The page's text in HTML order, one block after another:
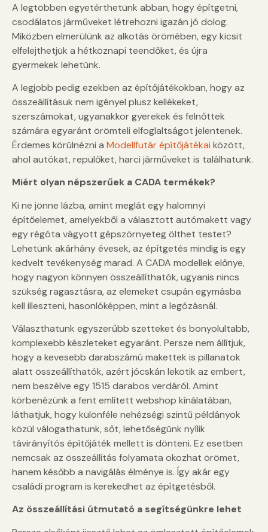
A legtöbben egyetérthetünk abban, hogy építgetni,
csodálatos járműveket létrehozni igazán jó dolog.
Miközben elmerülünk az alkotás örömében, egy kicsit
elfelejthetjük a hétköznapi teendőket, és újra
gyermekek lehetünk.
A legjobb pedig ezekben az építőjátékokban, hogy az
összeállításuk nem igényel plusz kellékeket,
szerszámokat, ugyanakkor gyerekek és felnőttek
számára egyaránt örömteli elfoglaltságot jelentenek.
Érdemes körülnézni a Modellfutár építőjátékai között,
ahol autókat, repülőket, harci járműveket is találhatunk.
Miért olyan népszerűek a CADA termékek?
Ki ne jönne lázba, amint meglát egy halomnyi
építőelemet, amelyekből a választott autómakett vagy
egy régóta vágyott gépszörnyeteg ölthet testet?
Lehetünk akárhány évesek, az építgetés mindig is egy
kedvelt tevékenység marad. A CADA modellek előnye,
hogy nagyon könnyen összeállíthatók, ugyanis nincs
szükség ragasztásra, az elemeket csupán egymásba
kell illeszteni, hasonlóképpen, mint a legózásnál.
Választhatunk egyszerűbb szetteket és bonyolultabb,
komplexebb készleteket egyaránt. Persze nem állítjuk,
hogy a kevesebb darabszámú makettek is pillanatok
alatt összeállíthatók, azért jócskán lekötik az embert,
nem beszélve egy 1515 darabos verdáról. Amint
körbenézünk a fent említett webshop kínálatában,
láthatjuk, hogy különféle nehézségi szintű példányok
közül válogathatunk, sőt, lehetőségünk nyílik
távirányítós építőjáték mellett is dönteni. Ez esetben
nemcsak az összeállítás folyamata okozhat örömet,
hanem később a navigálás élménye is. Így akár egy
családi program is kerekedhet az építgetésből.
Az összeállítási útmutató a segítségünkre lehet